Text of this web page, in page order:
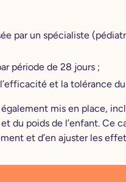
par un spécialiste
période de 28 jours ;
et la tolérance
mis en place,
du poids de l’enfant. Ce
et d’en ajuster les